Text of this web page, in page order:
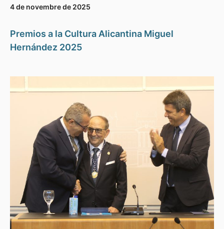
4 de novembre de 2025
Premios a la Cultura Alicantina Miguel
Hernández 2025